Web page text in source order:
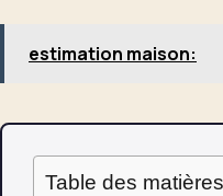
estimation maison:
Table des matières